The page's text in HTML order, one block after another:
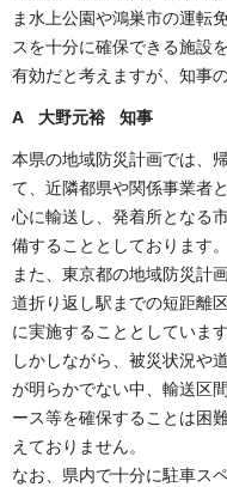
ま水上公園や鴻巣市の運転
スを十分に確保できる施設
有効だと考えますが、知事
A 大野元裕 知事
本県の地域防災計画では、
て、近隣都県や関係事業者
心に輸送し、発着所となる
備することとしております。
また、東京都の地域防災計
道折り返し駅までの短距離
に実施することとしています
しかしながら、被災状況や
が明らかでない中、輸送区
ース等を確保することは困
えておりません。
なお、県内で十分に駐車ス